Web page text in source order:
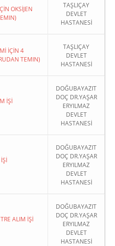
OKSİJEN
TAŞLIÇAY
DEVLET
HASTANESİ
İÇİN 4
TEMIN)
TAŞLIÇAY
DEVLET
HASTANESİ
İŞİ
DOĞUBAYAZIT
DOÇ DR.YAŞAR
ERYILMAZ
DEVLET
HASTANESİ
DOĞUBAYAZIT
DOÇ DR.YAŞAR
ERYILMAZ
DEVLET
HASTANESİ
ALIM İŞİ
DOĞUBAYAZIT
DOÇ DR.YAŞAR
ERYILMAZ
DEVLET
HASTANESİ